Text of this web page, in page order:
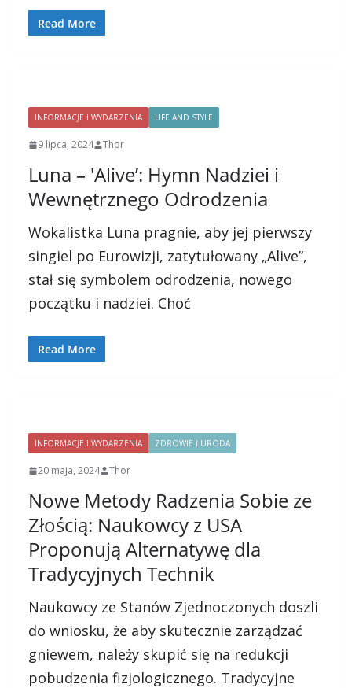
Read More
INFORMACJE I WYDARZENIA LIFE AND STYLE
9 lipca, 2024 Thor
Luna – 'Alive’: Hymn Nadziei i
Wewnętrznego Odrodzenia
Wokalistka Luna pragnie, aby jej pierwszy
singiel po Eurowizji, zatytułowany „Alive”,
stał się symbolem odrodzenia, nowego
początku i nadziei. Choć
Read More
INFORMACJE I WYDARZENIA ZDROWIE I URODA
20 maja, 2024 Thor
Nowe Metody Radzenia Sobie ze
Złością: Naukowcy z USA
Proponują Alternatywę dla
Tradycyjnych Technik
Naukowcy ze Stanów Zjednoczonych doszli
do wniosku, że aby skutecznie zarządzać
gniewem, należy skupić się na redukcji
pobudzenia fizjologicznego. Tradycyjne